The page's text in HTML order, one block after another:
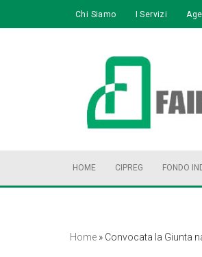
Chi Siamo I Servizi
HOME CIPREG FONDO
Home » Convocata la Giunta